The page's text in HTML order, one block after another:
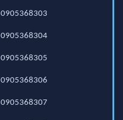
0905368303
0905368304
0905368305
0905368306
0905368307